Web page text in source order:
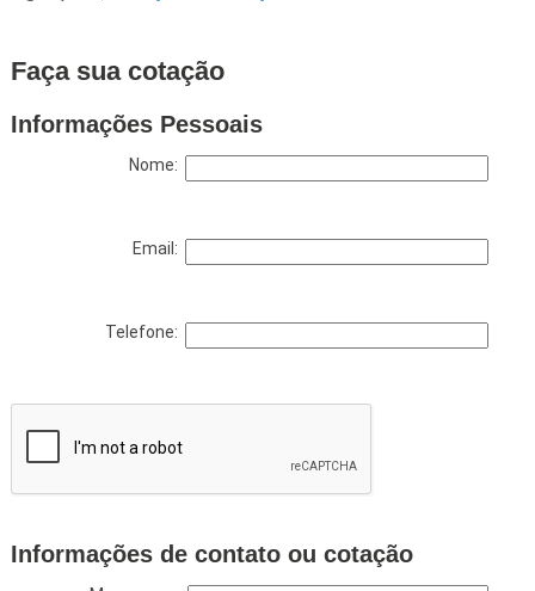
Faça sua cotação
Informações Pessoais
Nome:
Email:
Telefone:
Informações de contato ou cotação